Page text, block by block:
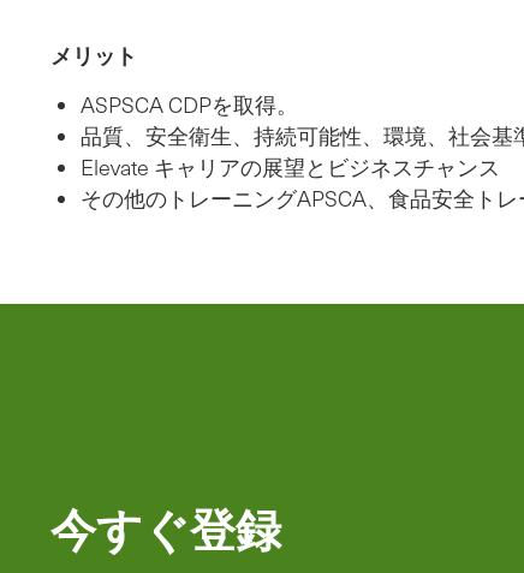
メリット
ASPSCA CDPを取得。
品質、安全衛生、持続可能性、環境、社会
Elevate キャリアの展望とビジネスチャンス
その他のトレーニングAPSCA、食品安全ト
今すぐ登録